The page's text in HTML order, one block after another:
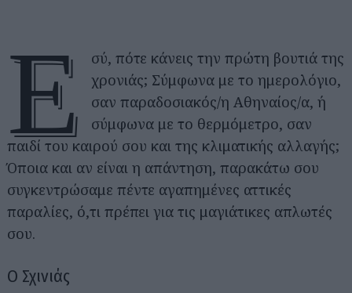
Ε
σύ, πότε κάνεις την πρώτη βουτιά της
χρονιάς; Σύμφωνα με το ημερολόγιο,
σαν παραδοσιακός/η Αθηναίος/α, ή
σύμφωνα με το θερμόμετρο, σαν
παιδί του καιρού σου και της κλιματικής αλλαγής;
Όποια και αν είναι η απάντηση, παρακάτω σου
συγκεντρώσαμε πέντε αγαπημένες αττικές
παραλίες, ό,τι πρέπει για τις μαγιάτικες απλωτές
σου.
Ο Σχινιάς